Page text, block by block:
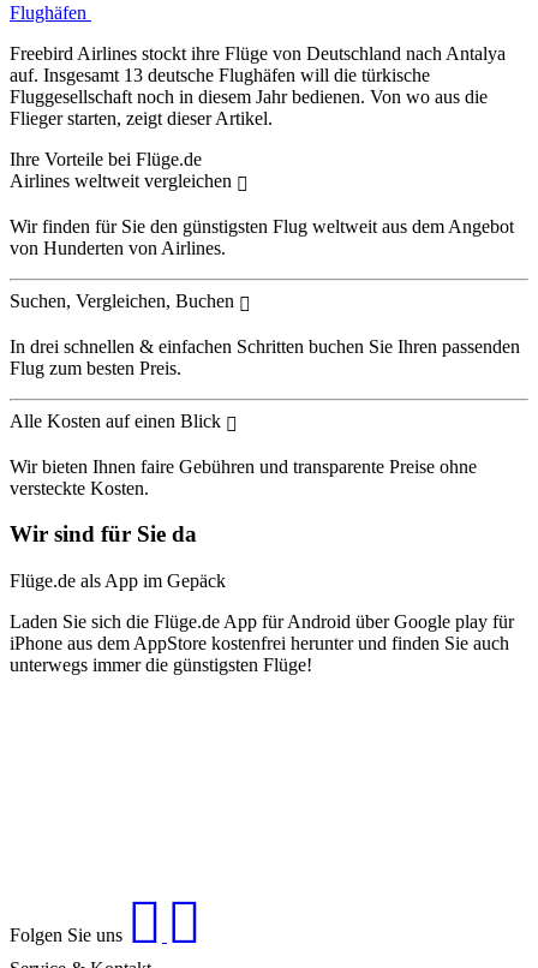
Flughäfen
Freebird Airlines stockt ihre Flüge von Deutschland nach Antalya
auf. Insgesamt 13 deutsche Flughäfen will die türkische
Fluggesellschaft noch in diesem Jahr bedienen. Von wo aus die
Flieger starten, zeigt dieser Artikel.
Ihre Vorteile bei Flüge.de
Airlines weltweit vergleichen
Wir finden für Sie den günstigsten Flug weltweit aus dem Angebot
von Hunderten von Airlines.
Suchen, Vergleichen, Buchen
In drei schnellen & einfachen Schritten buchen Sie Ihren passenden
Flug zum besten Preis.
Alle Kosten auf einen Blick
Wir bieten Ihnen faire Gebühren und transparente Preise ohne
versteckte Kosten.
Wir sind für Sie da
Flüge.de als App im Gepäck
Laden Sie sich die Flüge.de App für Android über Google play für
iPhone aus dem AppStore kostenfrei herunter und finden Sie auch
unterwegs immer die günstigsten Flüge!
Folgen Sie uns